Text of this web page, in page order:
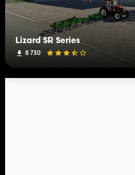
Lizard SR Series
8 730